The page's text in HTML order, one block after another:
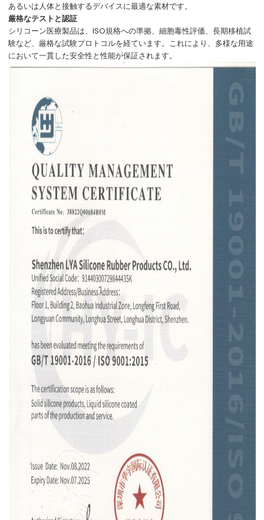
あるいは人体と接触するデバイスに最適な素材です。
厳格なテストと認証
シリコーン医療製品は、ISO規格への準拠、細胞毒性評価、長期移植試
験など、厳格な試験プロトコルを経ています。これにより、多様な用途
において一貫した安全性と性能が保証されます。